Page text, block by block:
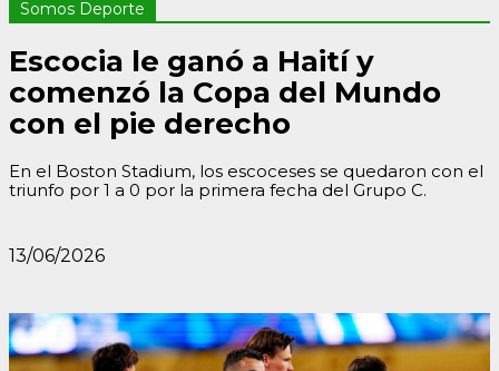
Somos Deporte
Escocia le ganó a Haití y
comenzó la Copa del Mundo
con el pie derecho
En el Boston Stadium, los escoceses se quedaron con el
triunfo por 1 a 0 por la primera fecha del Grupo C.
13/06/2026